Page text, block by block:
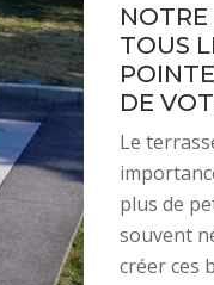
TOUS
DE
Le
plus de
souvent
créer ces